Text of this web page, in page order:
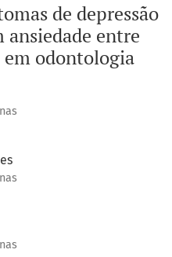
de depressão
ansiedade entre
em odontologia